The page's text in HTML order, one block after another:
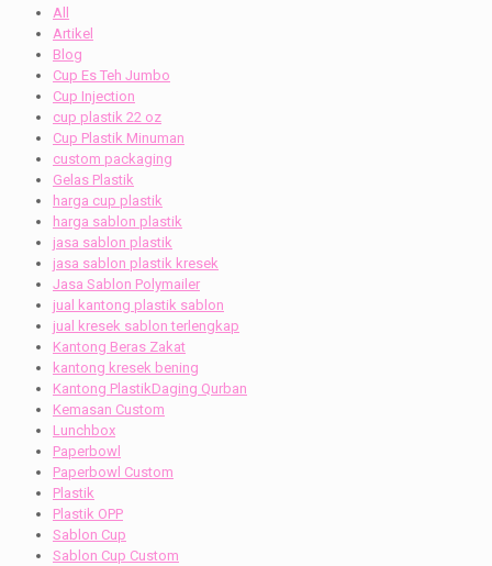
All
Artikel
Blog
Cup Es Teh Jumbo
Cup Injection
cup plastik 22 oz
Cup Plastik Minuman
custom packaging
Gelas Plastik
harga cup plastik
harga sablon plastik
jasa sablon plastik
jasa sablon plastik kresek
Jasa Sablon Polymailer
jual kantong plastik sablon
jual kresek sablon terlengkap
Kantong Beras Zakat
kantong kresek bening
Kantong PlastikDaging Qurban
Kemasan Custom
Lunchbox
Paperbowl
Paperbowl Custom
Plastik
Plastik OPP
Sablon Cup
Sablon Cup Custom